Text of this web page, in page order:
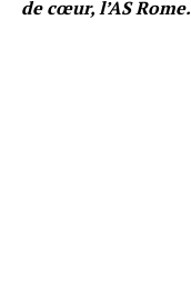
de cœur, l’AS Rome.